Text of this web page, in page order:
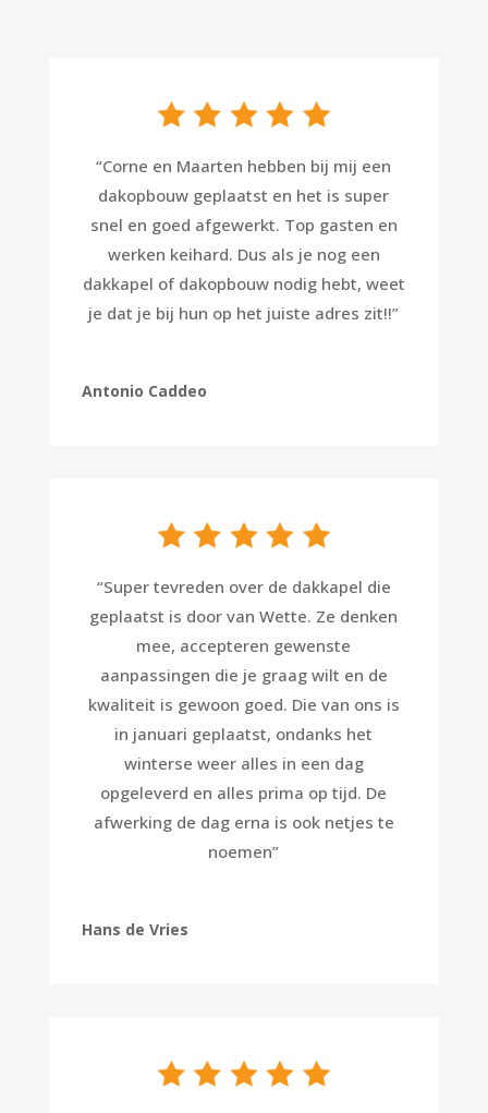
“Corne en Maarten hebben bij mij een
dakopbouw geplaatst en het is super
snel en goed afgewerkt. Top gasten en
werken keihard. Dus als je nog een
dakkapel of dakopbouw nodig hebt, weet
je dat je bij hun op het juiste adres zit!!”
Antonio Caddeo
“Super tevreden over de dakkapel die
geplaatst is door van Wette. Ze denken
mee, accepteren gewenste
aanpassingen die je graag wilt en de
kwaliteit is gewoon goed. Die van ons is
in januari geplaatst, ondanks het
winterse weer alles in een dag
opgeleverd en alles prima op tijd. De
afwerking de dag erna is ook netjes te
noemen”
Hans de Vries